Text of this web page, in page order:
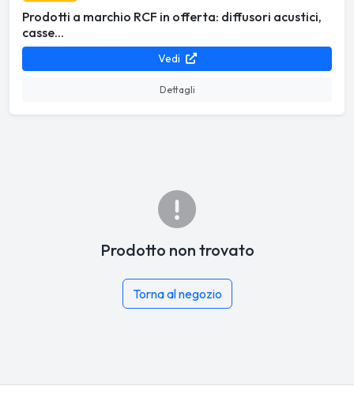
Prodotti a marchio RCF in offerta: diffusori acustici,
casse...
Vedi
Dettagli
Prodotto non trovato
Torna al negozio